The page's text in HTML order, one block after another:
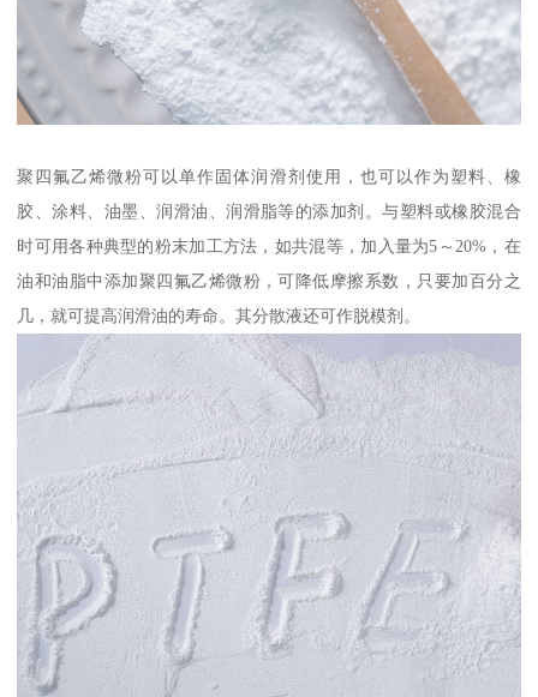
聚四氟乙烯微粉可以单作固体润滑剂使用，也可以作为塑料、橡
胶、涂料、油墨、润滑油、润滑脂等的添加剂。与塑料或橡胶混合
时可用各种典型的粉末加工方法，如共混等，加入量为5～20%，在
油和油脂中添加聚四氟乙烯微粉，可降低摩擦系数，只要加百分之
几，就可提高润滑油的寿命。其分散液还可作脱模剂。